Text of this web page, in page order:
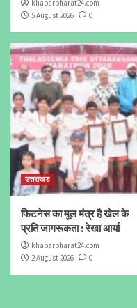
khabarbharat24.com
5 August 2026
0
उत्तराखंड
फिटनेस का मूल मंत्र है खेल के
प्रति जागरूकता : रेखा आर्या
khabarbharat24.com
2 August 2026
0